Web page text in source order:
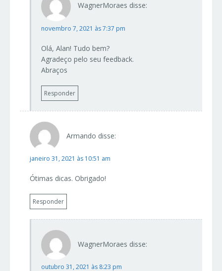
WagnerMoraes disse:
novembro 7, 2021 às 7:37 pm
Olá, Alan! Tudo bem?
Agradeço pelo seu feedback.
Abraços
Responder
Armando disse:
janeiro 31, 2021 às 10:51 am
Ótimas dicas. Obrigado!
Responder
WagnerMoraes disse:
outubro 31, 2021 às 8:23 pm